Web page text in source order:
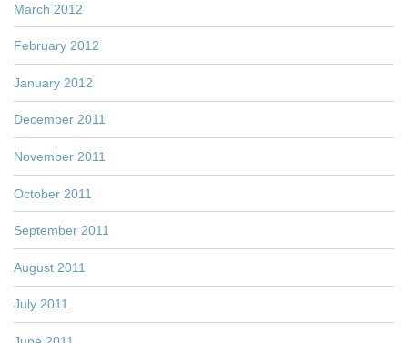
March 2012
February 2012
January 2012
December 2011
November 2011
October 2011
September 2011
August 2011
July 2011